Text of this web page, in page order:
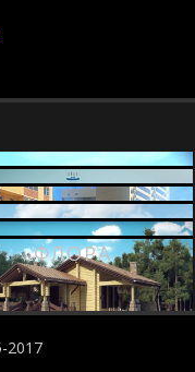
ГОВОРОВО
ВОДНЫЙ
КЛАПАН
7
ОЛИМПИЯ 3
ФЛОРА 1
2017